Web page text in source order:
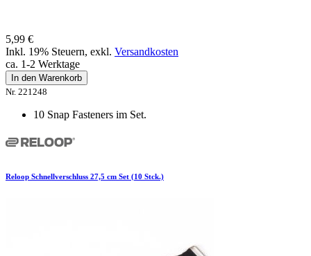
5,99 €
Inkl. 19% Steuern, exkl. Versandkosten
ca. 1-2 Werktage
In den Warenkorb
Nr. 221248
10 Snap Fasteners im Set.
Reloop Schnellverschluss 27,5 cm Set (10 Stck.)